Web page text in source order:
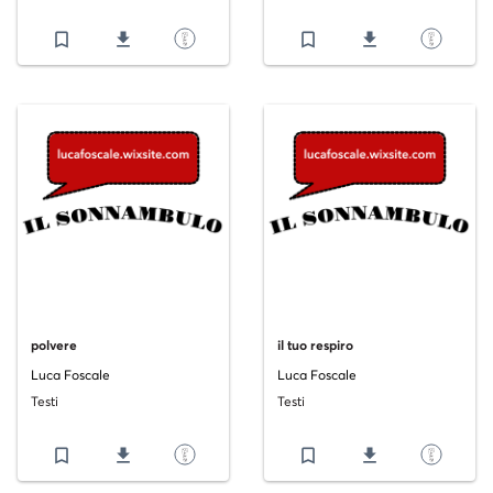
bookmark_border file_download bookmark_border file_download
polvere
Luca Foscale
Testi
bookmark_border file_download
il tuo respiro
Luca Foscale
Testi
bookmark_border file_download